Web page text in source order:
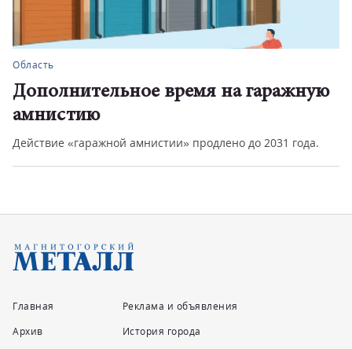
Область
Дополнительное время на гаражную
амнистию
Действие «гаражной амнистии» продлено до 2031 года.
Главная
Архив
Реклама и объявления
История города